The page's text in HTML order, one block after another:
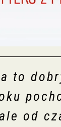
to
od